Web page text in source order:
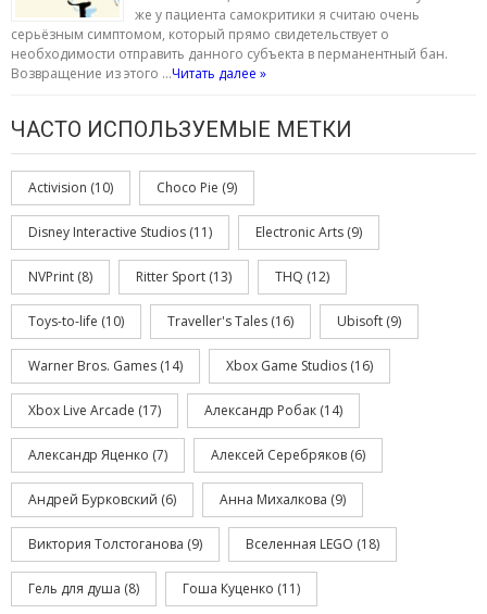
же у пациента самокритики я считаю очень
серьёзным симптомом, который прямо свидетельствует о
необходимости отправить данного субъекта в перманентный бан.
Возвращение из этого …Читать далее »
ЧАСТО ИСПОЛЬЗУЕМЫЕ МЕТКИ
Activision (10) Choco Pie (9)
Disney Interactive Studios (11) Electronic Arts (9)
NVPrint (8) Ritter Sport (13) THQ (12)
Toys-to-life (10) Traveller's Tales (16) Ubisoft (9)
Warner Bros. Games (14) Xbox Game Studios (16)
Xbox Live Arcade (17) Александр Робак (14)
Александр Яценко (7) Алексей Серебряков (6)
Андрей Бурковский (6) Анна Михалкова (9)
Виктория Толстоганова (9) Вселенная LEGO (18)
Гель для душа (8) Гоша Куценко (11)